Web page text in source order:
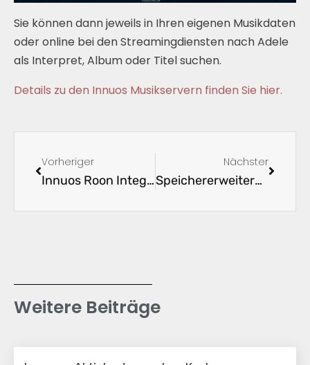
Sie können dann jeweils in Ihren eigenen Musikdaten
oder online bei den Streamingdiensten nach Adele
als Interpret, Album oder Titel suchen.
Details zu den Innuos Musikservern finden Sie hier.
Vorheriger
Innuos Roon Integration
Nächster
Speichererweiterung für den Innuos Musikserver
Weitere Beiträge